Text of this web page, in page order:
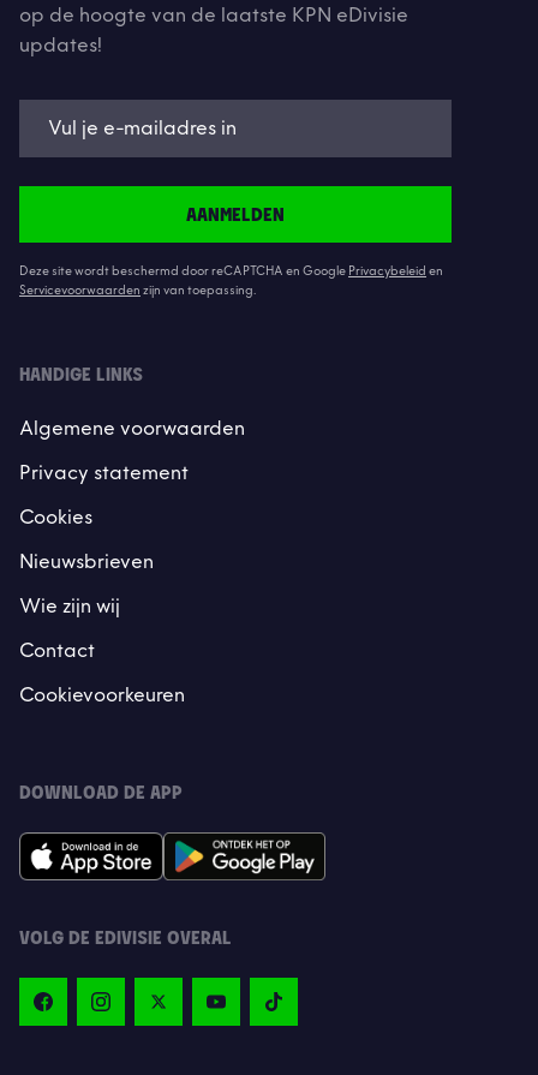
op de hoogte van de laatste KPN eDivisie
updates!
AANMELDEN
Deze site wordt beschermd door reCAPTCHA en Google Privacybeleid en
Servicevoorwaarden zijn van toepassing.
HANDIGE LINKS
Algemene voorwaarden
Privacy statement
Cookies
Nieuwsbrieven
Wie zijn wij
Contact
Cookievoorkeuren
DOWNLOAD DE APP
VOLG DE EDIVISIE OVERAL